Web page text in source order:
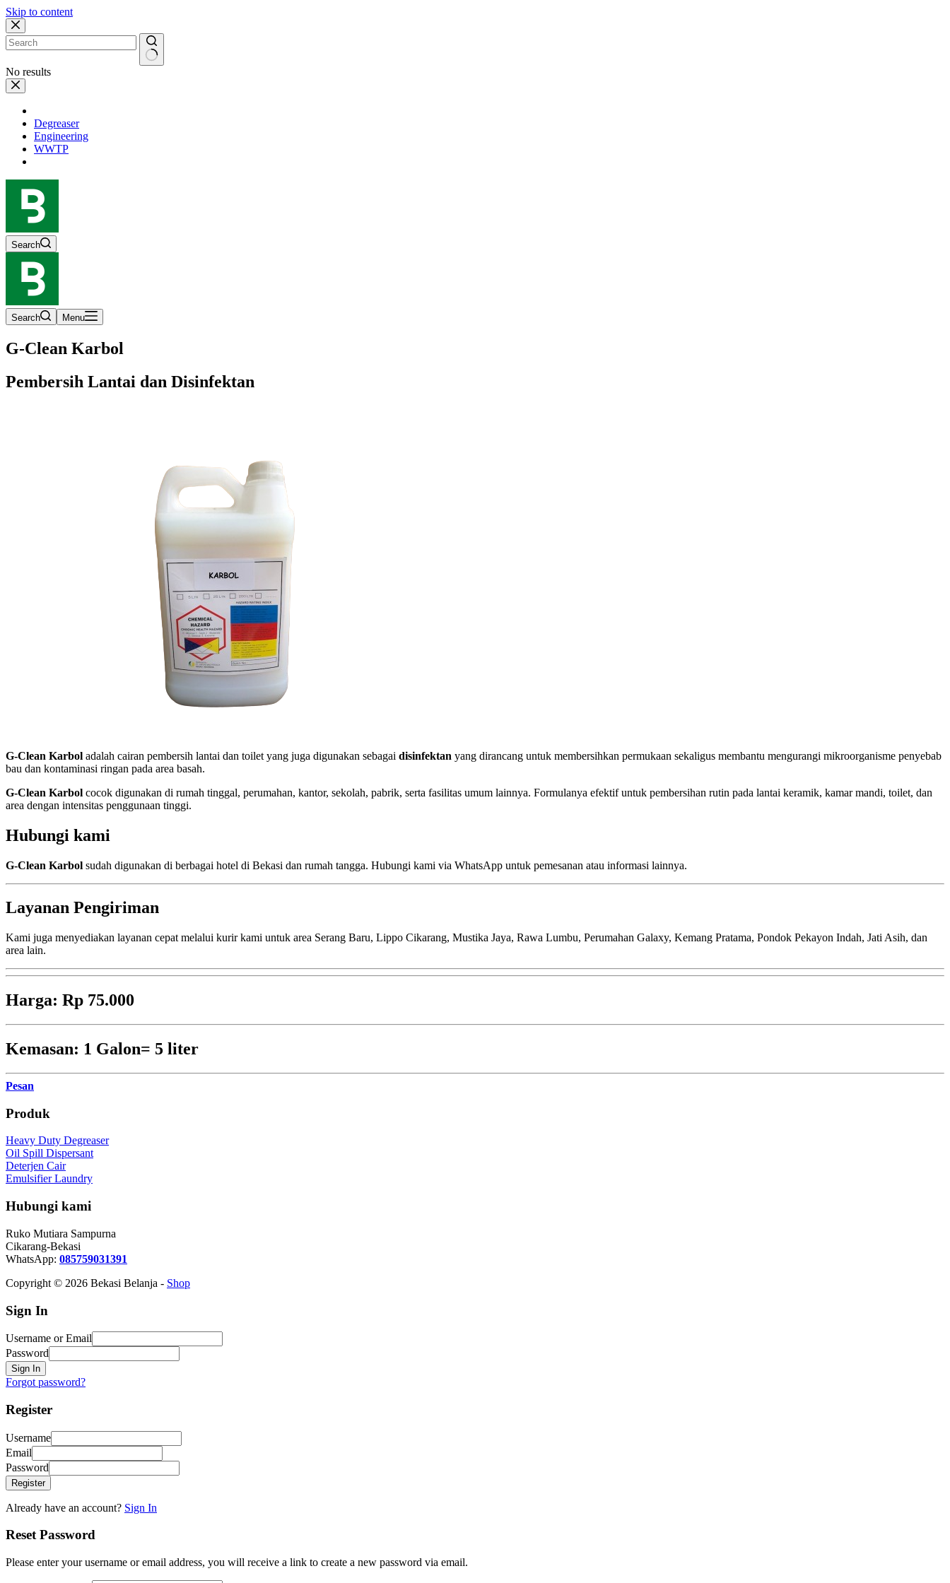
Skip to content
No results
Degreaser
Engineering
WWTP
Search
Search Menu
G-Clean Karbol
Pembersih Lantai dan Disinfektan
G-Clean Karbol adalah cairan pembersih lantai dan toilet yang juga digunakan sebagai disinfektan yang dirancang untuk membersihkan permukaan sekaligus membantu mengurangi mikroorganisme penyebab
bau dan kontaminasi ringan pada area basah.
G-Clean Karbol cocok digunakan di rumah tinggal, perumahan, kantor, sekolah, pabrik, serta fasilitas umum lainnya. Formulanya efektif untuk pembersihan rutin pada lantai keramik, kamar mandi, toilet, dan
area dengan intensitas penggunaan tinggi.
Hubungi kami
G-Clean Karbol sudah digunakan di berbagai hotel di Bekasi dan rumah tangga. Hubungi kami via WhatsApp untuk pemesanan atau informasi lainnya.
Layanan Pengiriman
Kami juga menyediakan layanan cepat melalui kurir kami untuk area Serang Baru, Lippo Cikarang, Mustika Jaya, Rawa Lumbu, Perumahan Galaxy, Kemang Pratama, Pondok Pekayon Indah, Jati Asih, dan
area lain.
Harga: Rp 75.000
Kemasan: 1 Galon= 5 liter
Pesan
Produk
Heavy Duty Degreaser
Oil Spill Dispersant
Deterjen Cair
Emulsifier Laundry
Hubungi kami
Ruko Mutiara Sampurna
Cikarang-Bekasi
WhatsApp: 085759031391
Copyright © 2026 Bekasi Belanja - Shop
Sign In
Username or Email
Password
Sign In
Forgot password?
Register
Username
Email
Password
Register
Already have an account? Sign In
Reset Password
Please enter your username or email address, you will receive a link to create a new password via email.